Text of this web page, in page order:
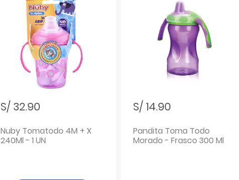
S/ 32.90
Nuby Tomatodo 4M + X
240Ml - 1 UN
S/ 14.90
Pandita Toma Todo
Morado - Frasco 300 Ml